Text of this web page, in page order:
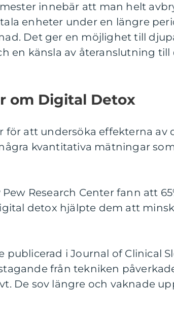
innebär att man helt
enheter under en längre
Det ger en möjlighet till
en känsla av återanslutning till
om Digital Detox
för att undersöka effekterna av
kvantitativa mätningar
Research Center fann att
detox hjälpte dem att
publicerad i Journal of Clinical
från tekniken
De sov längre och vaknade